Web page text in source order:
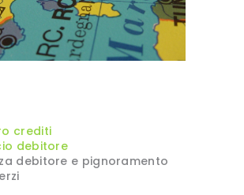
crediti
debitore
debitore e pignoramento